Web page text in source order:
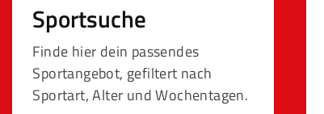
Sportsuche
Finde hier dein passendes
Sportangebot, gefiltert nach
Sportart, Alter und Wochentagen.